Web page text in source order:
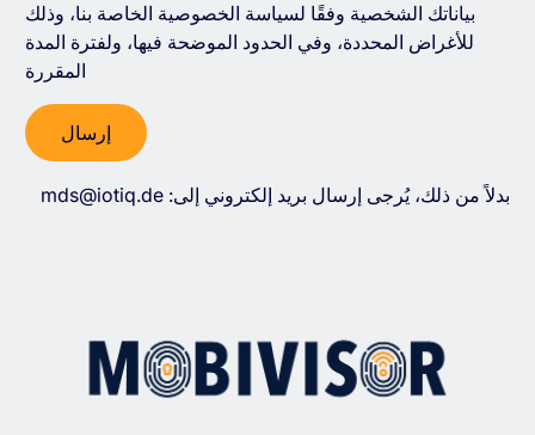
بياناتك الشخصية وفقًا لسياسة الخصوصية الخاصة بنا، وذلك
للأغراض المحددة، وفي الحدود الموضحة فيها، ولفترة المدة
المقررة
بدلاً من ذلك، يُرجى إرسال بريد إلكتروني إلى: mds@iotiq.de